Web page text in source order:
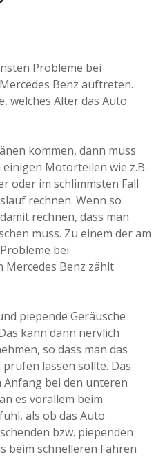
Probleme bei
Benz auftreten.
welches Alter das Auto
kommen, dann muss
Motorteilen wie z.B.
oder im schlimmsten Fall
rechnen. Wenn so
rechnen, dass man
muss. Zu einem der am
bei
Benz zählt
piepende Geräusche
kann dann nervlich
so dass man das
lassen sollte. Das
Anfang bei den unteren
es vorallem beim
als ob das Auto
bzw. piependen
beim schnelleren Fahren